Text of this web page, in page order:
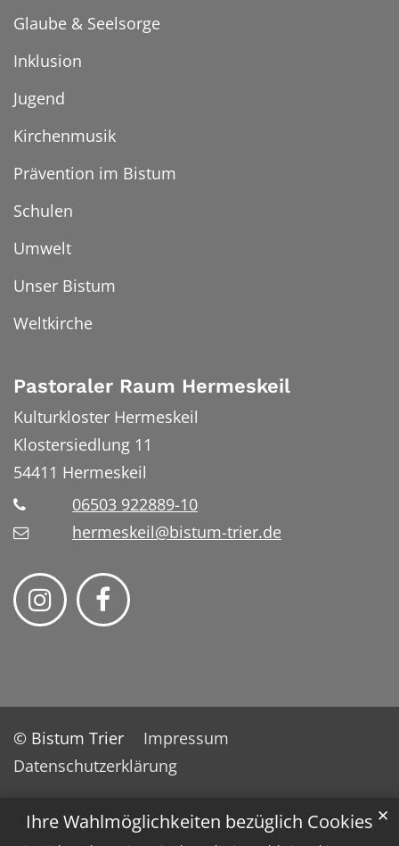
Ihre Wahlmöglichkeiten bezüglich Cookies ✕
Glaube & Seelsorge
Inklusion
Jugend
Kirchenmusik
Prävention im Bistum
Schulen
Umwelt
Unser Bistum
Weltkirche
Pastoraler Raum Hermeskeil
Kulturkloster Hermeskeil
Klostersiedlung 11
54411 Hermeskeil
06503 922889-10
hermeskeil@bistum-trier.de
© Bistum Trier
Impressum
Datenschutzerklärung